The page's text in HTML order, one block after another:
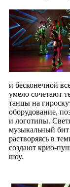
и бесконечной
умело сочетают
танцы на
оборудование,
и логотипы.
музыкальный
растворяясь в
создают крио-
шоу.